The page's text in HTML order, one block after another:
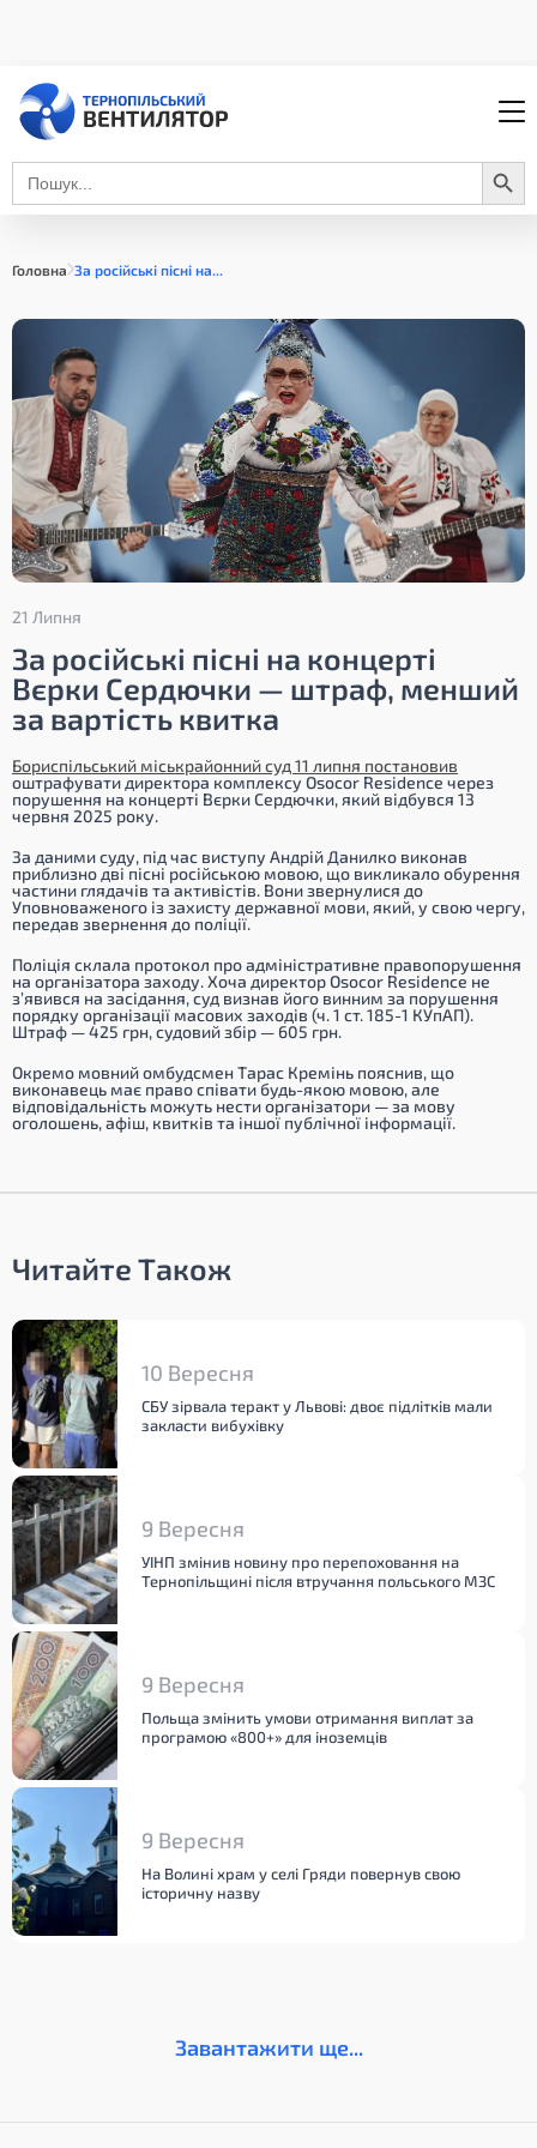
Search
for:
Search Button
Головна За російські пісні на...
21 Липня
За російські пісні на концерті
Вєрки Сердючки — штраф, менший
за вартість квитка
Бориспільський міськрайонний суд 11 липня постановив
оштрафувати директора комплексу Osocor Residence через
порушення на концерті Вєрки Сердючки, який відбувся 13
червня 2025 року.
За даними суду, під час виступу Андрій Данилко виконав
приблизно дві пісні російською мовою, що викликало обурення
частини глядачів та активістів. Вони звернулися до
Уповноваженого із захисту державної мови, який, у свою чергу,
передав звернення до поліції.
Поліція склала протокол про адміністративне правопорушення
на організатора заходу. Хоча директор Osocor Residence не
з’явився на засідання, суд визнав його винним за порушення
порядку організації масових заходів (ч. 1 ст. 185-1 КУпАП).
Штраф — 425 грн, судовий збір — 605 грн.
Окремо мовний омбудсмен Тарас Кремінь пояснив, що
виконавець має право співати будь-якою мовою, але
відповідальність можуть нести організатори — за мову
оголошень, афіш, квитків та іншої публічної інформації.
Читайте Також
10 Вересня
СБУ зірвала теракт у Львові: двоє підлітків мали
закласти вибухівку
9 Вересня
УІНП змінив новину про перепоховання на
Тернопільщині після втручання польського МЗС
9 Вересня
Польща змінить умови отримання виплат за
програмою «800+» для іноземців
9 Вересня
На Волині храм у селі Гряди повернув свою
історичну назву
Завантажити ще...